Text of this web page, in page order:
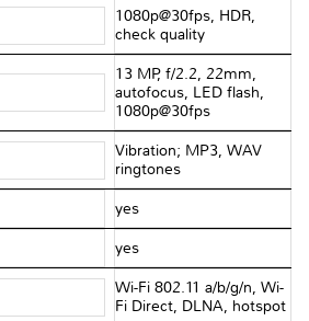
1080p@30fps, HDR,
check quality
13 MP, f/2.2, 22mm,
autofocus, LED flash,
1080p@30fps
Vibration; MP3, WAV
ringtones
yes
yes
Wi-Fi 802.11 a/b/g/n, Wi-
Fi Direct, DLNA, hotspot